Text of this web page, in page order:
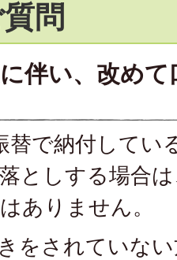
問
伴い、改め
替で納付してい
としする場合
ありません。
をされていな